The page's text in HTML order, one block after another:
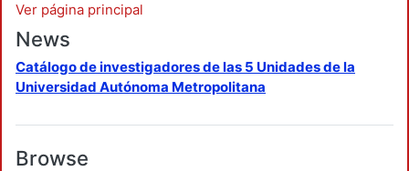
Ver página principal
News
Catálogo de investigadores de las 5 Unidades de la
Universidad Autónoma Metropolitana
Browse